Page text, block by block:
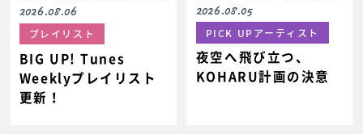
2026.08.06
プレイリスト
BIG UP! Tunes
Weeklyプレイリスト
更新！
2026.08.05
PICK UPアーティスト
夜空へ飛び立つ、
KOHARU計画の決意